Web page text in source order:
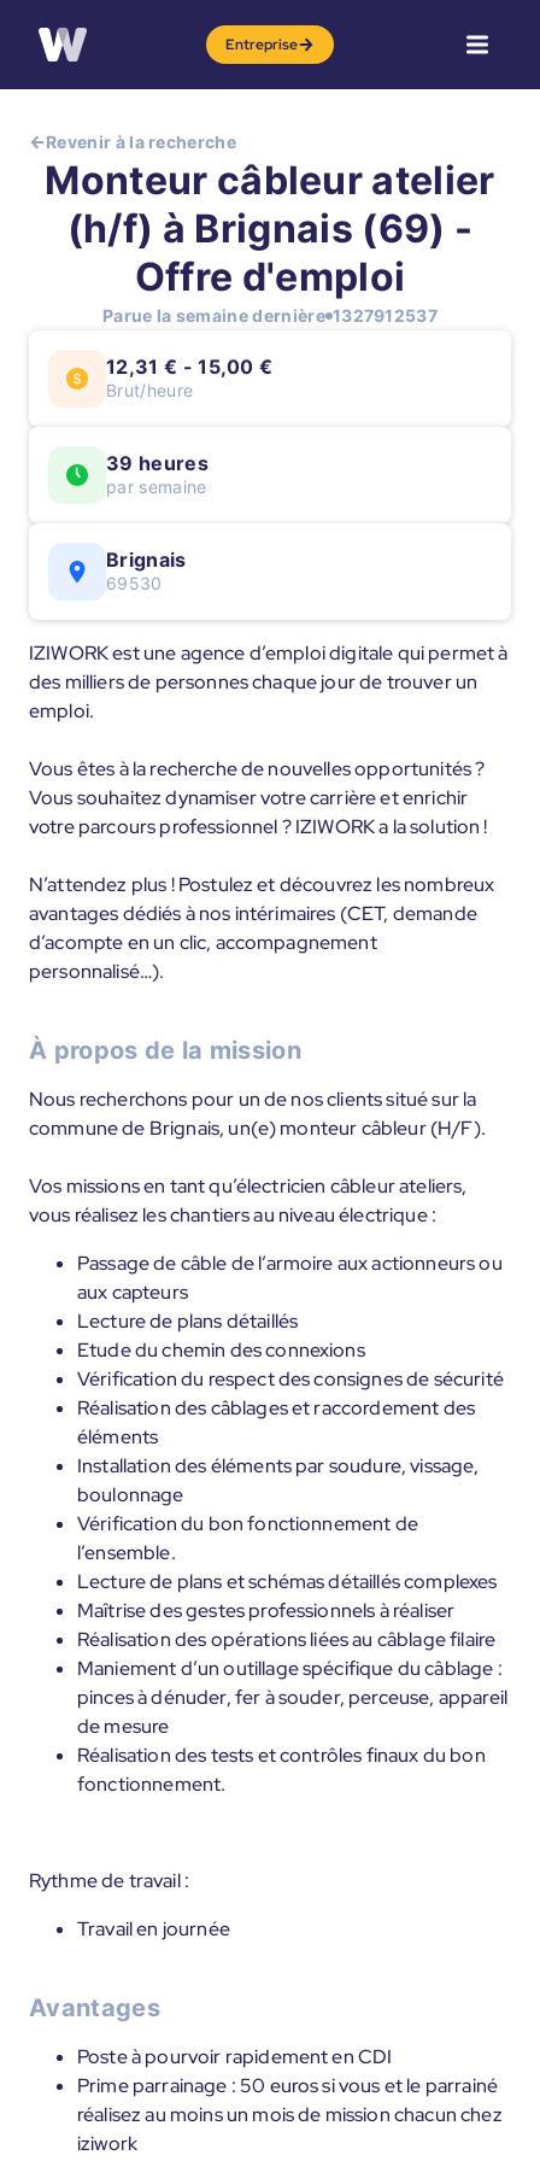
Entreprise
Revenir à la recherche
Monteur câbleur atelier
(h/f) à Brignais (69) -
Offre d'emploi
Parue la semaine dernière 1327912537
12,31 € - 15,00 €
Brut/heure
39 heures
par semaine
Brignais
69530
IZIWORK est une agence d’emploi digitale qui permet à
des milliers de personnes chaque jour de trouver un
emploi.
Vous êtes à la recherche de nouvelles opportunités ?
Vous souhaitez dynamiser votre carrière et enrichir
votre parcours professionnel ? IZIWORK a la solution !
N’attendez plus ! Postulez et découvrez les nombreux
avantages dédiés à nos intérimaires (CET, demande
d’acompte en un clic, accompagnement
personnalisé…).
À propos de la mission
Nous recherchons pour un de nos clients situé sur la
commune de Brignais, un(e) monteur câbleur (H/F).
Vos missions en tant qu’électricien câbleur ateliers,
vous réalisez les chantiers au niveau électrique :
Passage de câble de l’armoire aux actionneurs ou
aux capteurs
Lecture de plans détaillés
Etude du chemin des connexions
Vérification du respect des consignes de sécurité
Réalisation des câblages et raccordement des
éléments
Installation des éléments par soudure, vissage,
boulonnage
Vérification du bon fonctionnement de
l’ensemble.
Lecture de plans et schémas détaillés complexes
Maîtrise des gestes professionnels à réaliser
Réalisation des opérations liées au câblage filaire
Maniement d’un outillage spécifique du câblage :
pinces à dénuder, fer à souder, perceuse, appareil
de mesure
Réalisation des tests et contrôles finaux du bon
fonctionnement.
Rythme de travail :
Travail en journée
Avantages
Poste à pourvoir rapidement en CDI
Prime parrainage : 50 euros si vous et le parrainé
réalisez au moins un mois de mission chacun chez
iziwork